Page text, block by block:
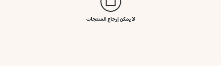
لا يمكن إرجاع المنتجات